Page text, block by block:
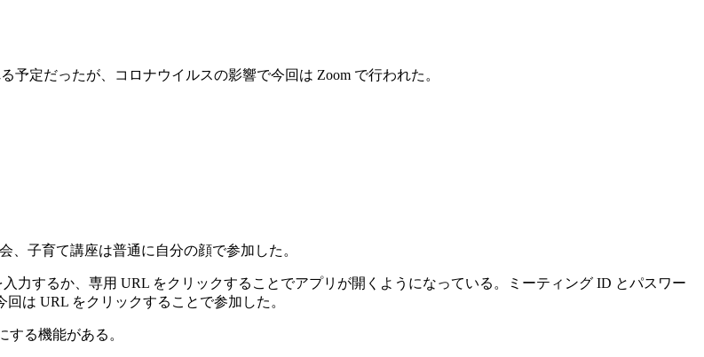
定だったが、コロナウイルスの影響で今回は Zoom で行われた。
、子育て講座は普通に自分の顔で参加した。
力するか、専用 URL をクリックすることでアプリが開くようになっている。ミーティング ID とパスワー
は URL をクリックすることで参加した。
る機能がある。